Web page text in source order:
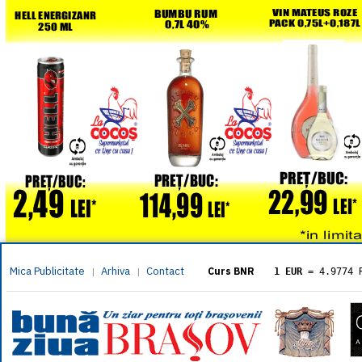
Mica Publicitate | Arhiva | Contact Curs BNR 1 EUR = 4.9774
= 5.8304
1 XAU= 464.4611
1 AED= 1.1933
1 AUD= 2.7957
1 BGN= 2.5449